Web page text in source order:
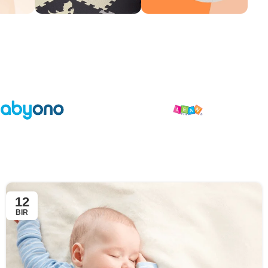
12
BIR